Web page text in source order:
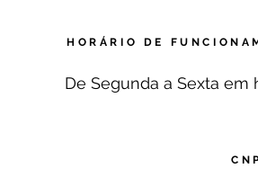
HORÁRIO DE
De Segunda a Sexta em